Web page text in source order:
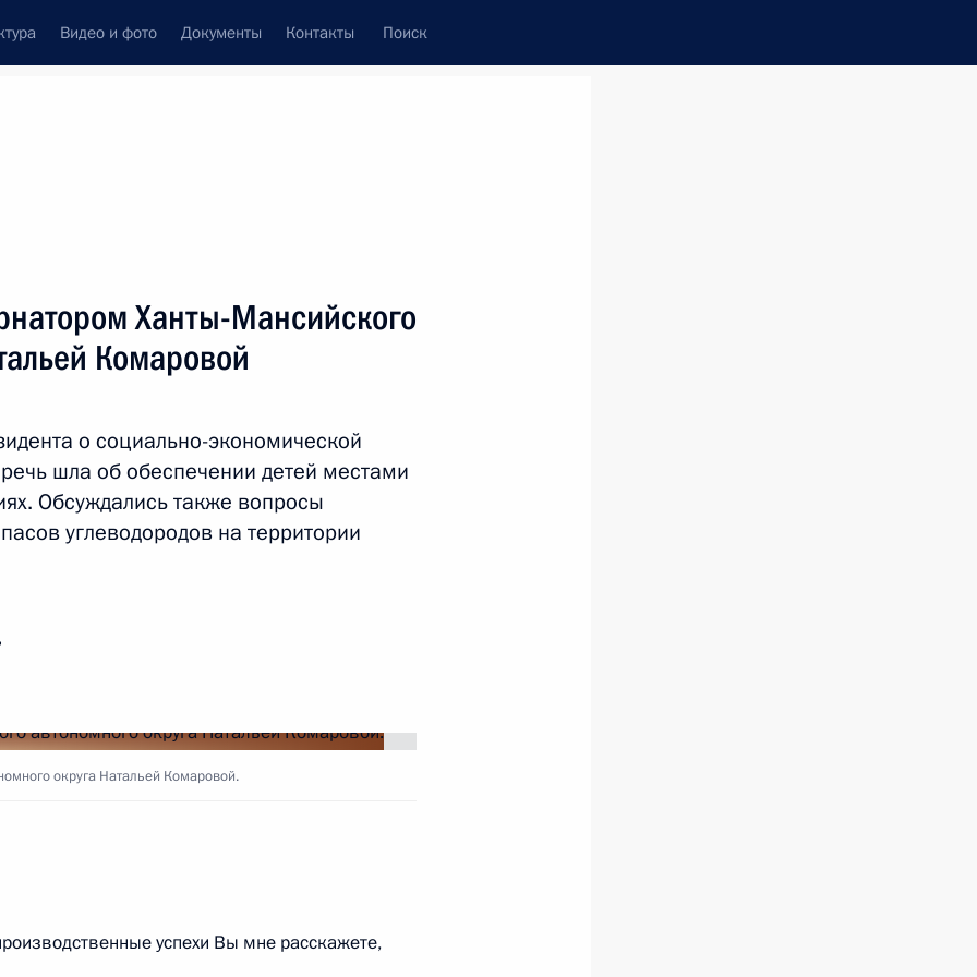
Видео и фото Документы Контакты Поиск
Ханты-
Югры
культура
Ханты-Мансийского
Комаровой
о социально-экономической
шла об обеспечении детей местами
Обсуждались также вопросы
углеводородов на территории
округа Натальей Комаровой.
успехи Вы мне расскажете,